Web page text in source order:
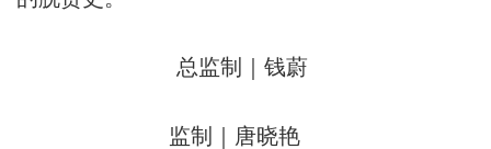
总监制｜钱蔚
监制｜唐晓艳